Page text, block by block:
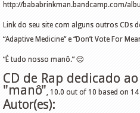
http://bababrinkman.bandcamp.com/
Link do seu site com alguns outros CDs
“Adaptive Medicine” e “Don’t Vote For
“É tudo nosso manô.” 🙂
CD de Rap dedicado
"manô", 10.0 out of 10 based on 14
Autor(es):